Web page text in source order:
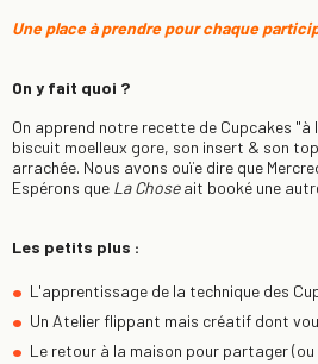
Une place à prendre pour chaque
On y fait quoi ?
On apprend notre recette de Cupcakes "à
biscuit moelleux gore, son insert & son
arrachée. Nous avons ouïe dire que
Espérons que La Choseait booké une
Les petits plus :
L'apprentissage de la technique des
Un Atelier flippant mais créatif dont
Le retour à la maison pour partager